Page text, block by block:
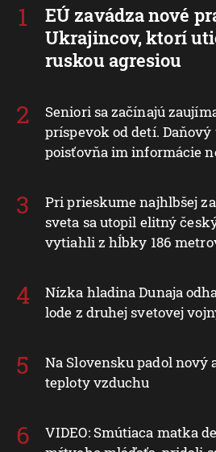
EÚ zavádza nové
Ukrajincov, ktorí
ruskou agresiou
Seniori sa začínajú
príspevok od detí.
poisťovňa im informácie
Pri prieskume najhlbšej
sveta sa utopil elitný
vytiahli z hĺbky 186
Nízka hladina Dunaja
lode z druhej svetovej
Na Slovensku padol nový
teploty vzduchu
VIDEO: Smútiaca matka